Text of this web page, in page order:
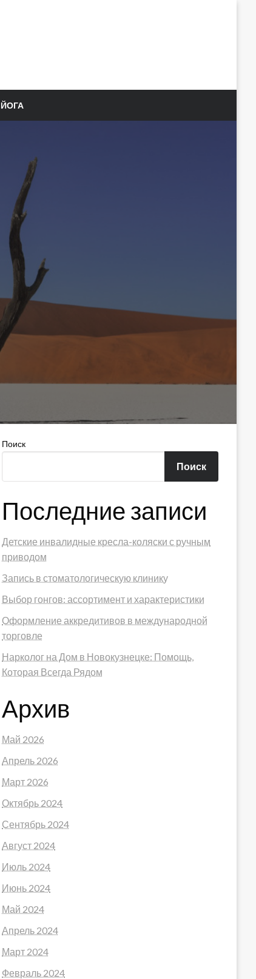
Поиск
Поиск
Последние записи
Детские инвалидные кресла-коляски с ручным
приводом
Запись в стоматологическую клинику
Выбор гонгов: ассортимент и характеристики
Оформление аккредитивов в международной
торговле
Нарколог на Дом в Новокузнецке: Помощь,
Которая Всегда Рядом
Архив
Май 2026
Апрель 2026
Март 2026
Октябрь 2024
Сентябрь 2024
Август 2024
Июль 2024
Июнь 2024
Май 2024
Апрель 2024
Март 2024
Февраль 2024